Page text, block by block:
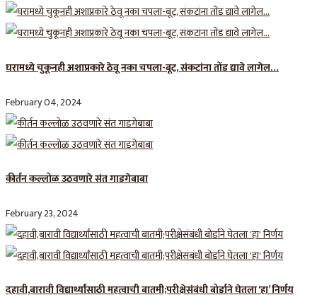
घरामध्ये चुकूनही अशाप्रकारे ठेवू नका चपला-बूट, संकटांना तोंड द्यावे लागेल…
February 04, 2024
कीर्तन कल्लोळ उठवणारे संत गाडगेबाबा
February 23, 2024
दहावी,बारावी विद्यार्थ्यांसाठी महत्वाची बातमी;परीक्षेसंबंधी बोर्डाने घेतला ‘हा’ निर्णय